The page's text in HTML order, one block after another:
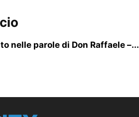
nelle parole di Don Raffaele –...